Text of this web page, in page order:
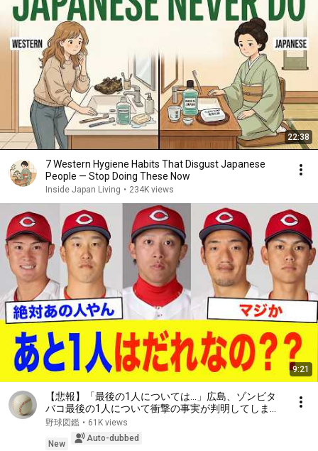
22:38
7 Western Hygiene Habits That Disgust Japanese
People — Stop Doing These Now
Inside Japan Living • 234K views
9:21
【悲報】「最後の1人については...」広島、ゾンビタ
バコ最後の1人について衝撃の事実が判明してしま
う...【広島カープ】【プロ野球】【羽月隆太郎】
野球図鑑 • 61K views
New
Auto-dubbed